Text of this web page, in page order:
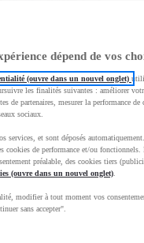
dépend de vos
(ouvre dans un nouvel onglet)
les finalités suivantes : améliorer
de partenaires, mesurer la performance
sociaux.
services, et sont déposés automatiquement.
de performance et/ou fonctionnels.
préalable, des cookies tiers
(ouvre dans un nouvel onglet)
modifier à tout moment vos
sans accepter".